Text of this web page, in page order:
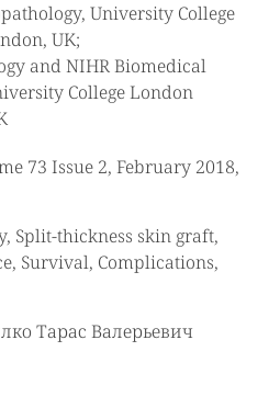
University College
UK;
and NIHR Biomedical
College London
73 Issue 2, February 2018,
Split-thickness skin graft,
Survival, Complications,
Тарас Валерьевич